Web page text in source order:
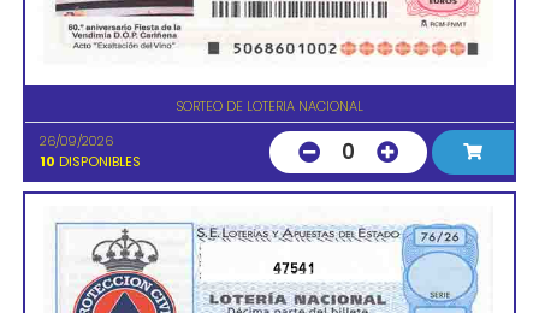
SORTEO DE LOTERIA NACIONAL
26/09/2026
10 DISPONIBLES 0
47541